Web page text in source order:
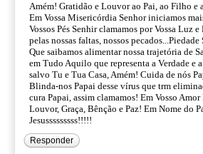
Amém! Gratidão e Louvor ao Pai, ao Filho e
Em Vossa Misericórdia Senhor iniciamos
Vossos Pés Senhir clamamos por Vossa Luz
pelas nossas faltas, nossos
Que saibamos alimentar nossa trajetória de
em Tudo Aquilo que representa a Verdade e
salvo Tu e Tua Casa, Amém! Cuida de nós
Blinda-nos Papai desse vírus que trm
cura Papai, assim clamamos! Em Vosso
Louvor, Graça, Bênção e Paz! Em Nome do
Jesusssssssss!!!!!
Responder